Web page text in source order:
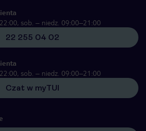
sob. – niedz. 09:00–21:00
22 255 04 02
sob. – niedz. 09:00–21:00
Czat w myTUI